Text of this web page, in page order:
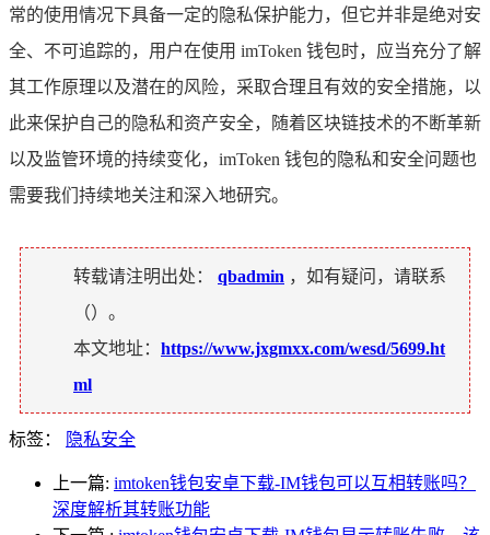
常的使用情况下具备一定的隐私保护能力，但它并非是绝对安
全、不可追踪的，用户在使用 imToken 钱包时，应当充分了解
其工作原理以及潜在的风险，采取合理且有效的安全措施，以
此来保护自己的隐私和资产安全，随着区块链技术的不断革新
以及监管环境的持续变化，imToken 钱包的隐私和安全问题也
需要我们持续地关注和深入地研究。
转载请注明出处： qbadmin ，如有疑问，请联系
（）。
本文地址： https://www.jxgmxx.com/wesd/5699.ht
ml
标签： 隐私安全
上一篇: imtoken钱包安卓下载-IM钱包可以互相转账吗？
深度解析其转账功能